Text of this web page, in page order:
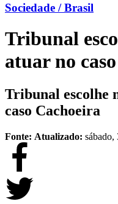
Sociedade / Brasil
Tribunal
atuar no
Tribunal escolhe
caso Cachoeira
Fonte: Atualizado: sábado,